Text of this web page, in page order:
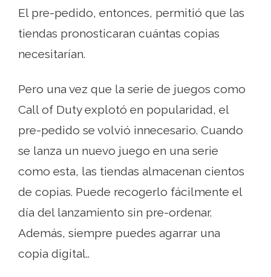
El pre-pedido, entonces, permitió que las
tiendas pronosticaran cuántas copias
necesitarían.
Pero una vez que la serie de juegos como
Call of Duty explotó en popularidad, el
pre-pedido se volvió innecesario. Cuando
se lanza un nuevo juego en una serie
como esta, las tiendas almacenan cientos
de copias. Puede recogerlo fácilmente el
día del lanzamiento sin pre-ordenar.
Además, siempre puedes agarrar una
copia digital..